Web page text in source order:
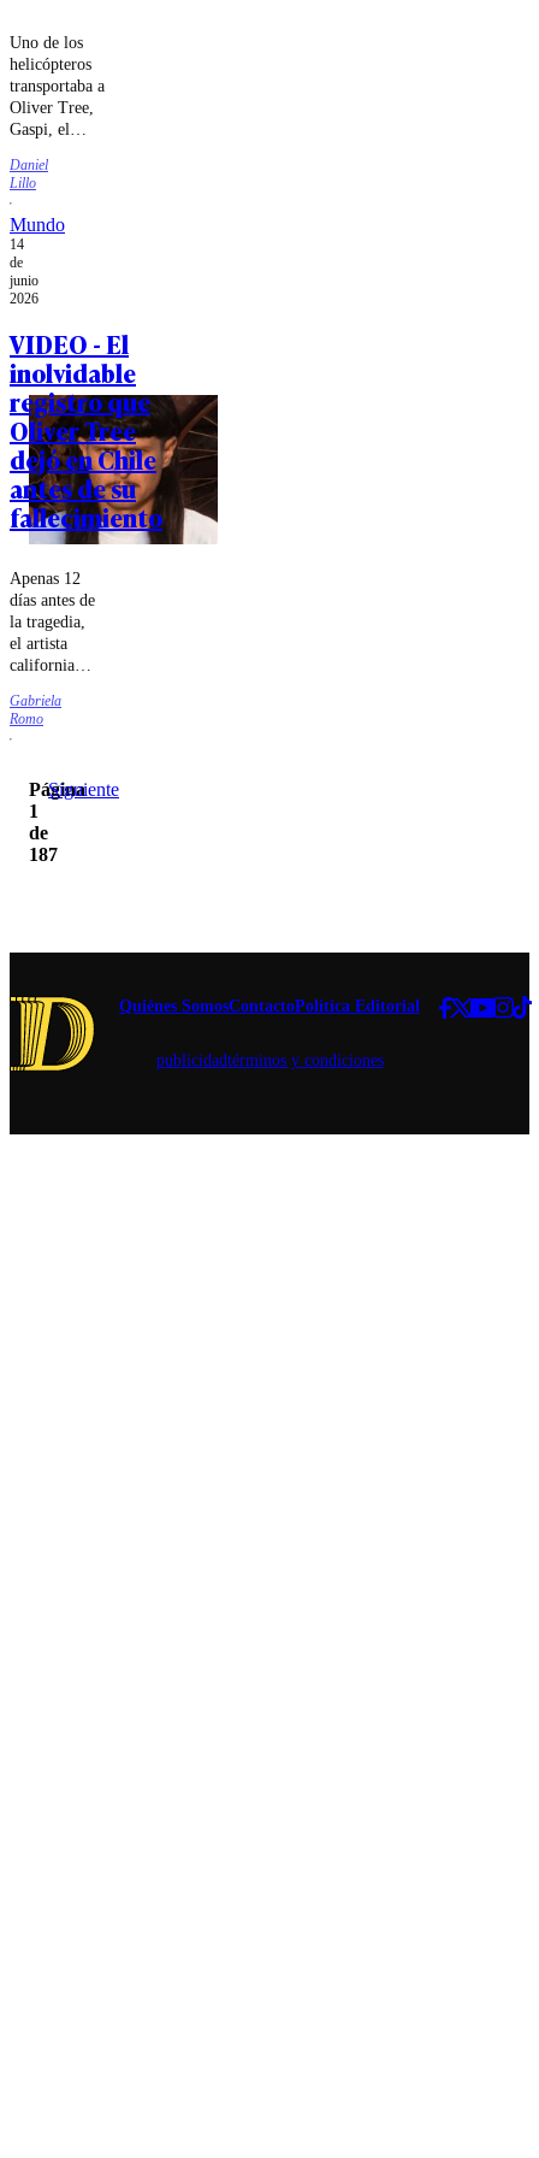
Uno de los
helicópteros
transportaba a
Oliver Tree,
Gaspi, el
argentino Lucas
Vignale y el
productor
brasileño Lucas
Frota; el otro
llevaba solo a
su piloto.
instructores de
vuelo eran
considerados
experimentados.
Daniel
Lillo
Mundo
14
de
junio
2026
VIDEO - El
inolvidable
registro que
Oliver Tree
dejó en Chile
antes de su
fallecimiento
Apenas 12
días antes de
la tragedia,
el artista
californiano
en el Club
Subterráneo
Gabriela
Romo
Página
1
de
187
Siguiente
Quiénes SomosContactoPolítica Editorial
publicidadtérminos y condiciones